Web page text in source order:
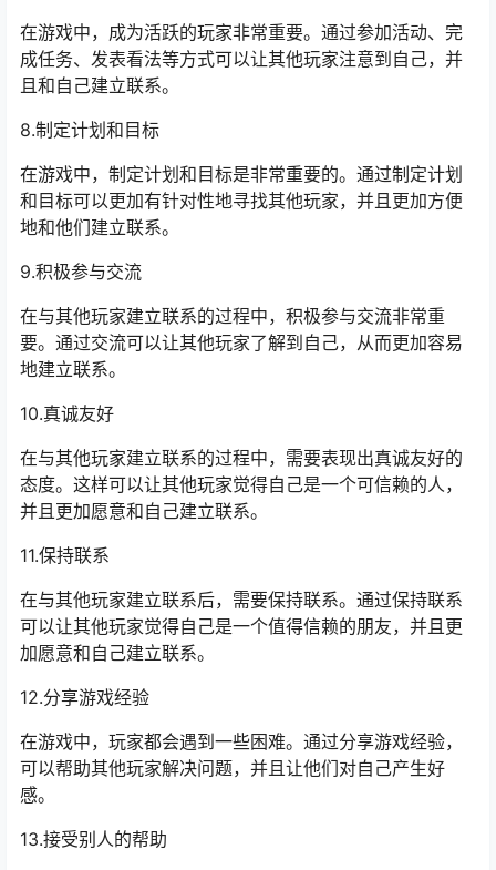
在游戏中，成为活跃的玩家非常重要。通过参加活动、完
成任务、发表看法等方式可以让其他玩家注意到自己，并
且和自己建立联系。
8.制定计划和目标
在游戏中，制定计划和目标是非常重要的。通过制定计划
和目标可以更加有针对性地寻找其他玩家，并且更加方便
地和他们建立联系。
9.积极参与交流
在与其他玩家建立联系的过程中，积极参与交流非常重
要。通过交流可以让其他玩家了解到自己，从而更加容易
地建立联系。
10.真诚友好
在与其他玩家建立联系的过程中，需要表现出真诚友好的
态度。这样可以让其他玩家觉得自己是一个可信赖的人，
并且更加愿意和自己建立联系。
11.保持联系
在与其他玩家建立联系后，需要保持联系。通过保持联系
可以让其他玩家觉得自己是一个值得信赖的朋友，并且更
加愿意和自己建立联系。
12.分享游戏经验
在游戏中，玩家都会遇到一些困难。通过分享游戏经验，
可以帮助其他玩家解决问题，并且让他们对自己产生好
感。
13.接受别人的帮助